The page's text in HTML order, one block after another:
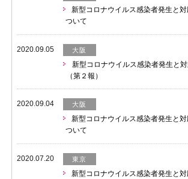
新型コロナウイルス感染者発生と対
ついて
2020.09.05 大阪
新型コロナウイルス感染者発生と
（第２報）
2020.09.04 大阪
新型コロナウイルス感染者発生と対
ついて
2020.07.20 東京
新型コロナウイルス感染者発生と対